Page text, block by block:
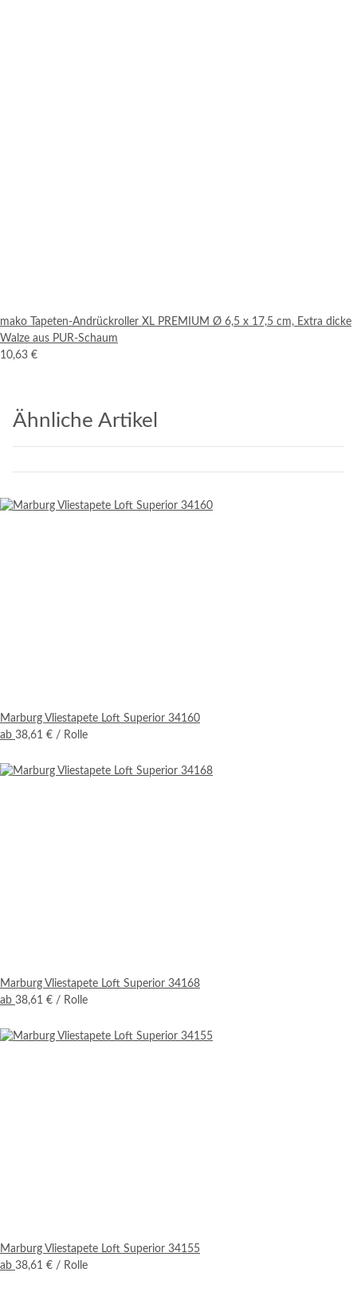
mako Tapeten-Andrückroller XL PREMIUM Ø 6,5 x 17,5 cm, Extra dicke
Walze aus PUR-Schaum
10,63 €
Ähnliche Artikel
Marburg Vliestapete Loft Superior 34160
ab 38,61 € / Rolle
Marburg Vliestapete Loft Superior 34168
ab 38,61 € / Rolle
Marburg Vliestapete Loft Superior 34155
ab 38,61 € / Rolle